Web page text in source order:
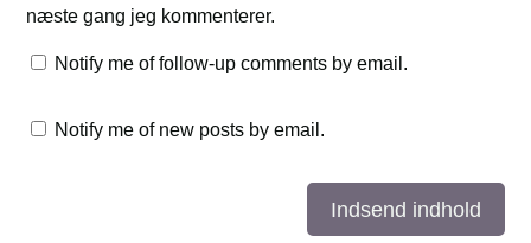
næste gang jeg kommenterer.
Notify me of follow-up comments by email.
Notify me of new posts by email.
Indsend indhold